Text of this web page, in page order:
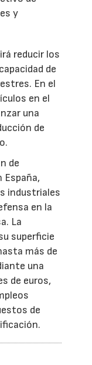
y
reducir los
de
En el
en el
una
de
de
España,
industriales
en la
La
superficie
más de
una
de euros,
de